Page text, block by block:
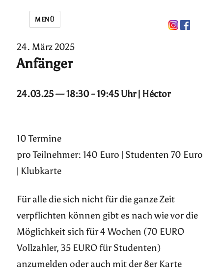
MENÜ
24. März 2025
Anfänger
24.03.25 — 18:30 - 19:45 Uhr | Héctor
10 Termine
pro Teilnehmer: 140 Euro | Studenten 70 Euro
| Klubkarte
Für alle die sich nicht für die ganze Zeit
verpflichten können gibt es nach wie vor die
Möglichkeit sich für 4 Wochen (70 EURO
Vollzahler, 35 EURO für Studenten)
anzumelden oder auch mit der 8er Karte